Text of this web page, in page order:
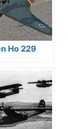
Ho 229